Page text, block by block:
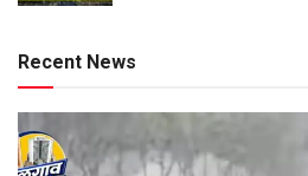
Recent News